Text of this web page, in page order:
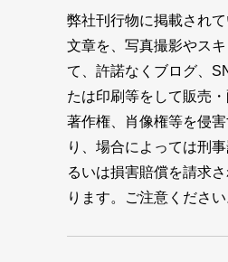
弊社刊行物に掲載され
文章を、写真撮影やス
て、許諾なくブログ、
たは印刷等をして販売
著作権、肖像権等を侵
り、場合によっては刑
るいは損害賠償を請求
ります。ご注意ください